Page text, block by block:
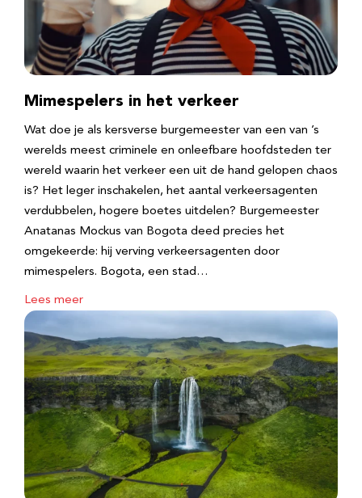
Mimespelers in het verkeer
Wat doe je als kersverse burgemeester van een van ’s
werelds meest criminele en onleefbare hoofdsteden ter
wereld waarin het verkeer een uit de hand gelopen chaos
is? Het leger inschakelen, het aantal verkeersagenten
verdubbelen, hogere boetes uitdelen? Burgemeester
Anatanas Mockus van Bogota deed precies het
omgekeerde: hij verving verkeersagenten door
mimespelers. Bogota, een stad…
Lees meer